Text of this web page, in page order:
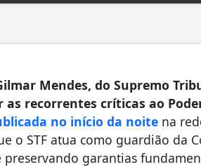
Mendes, do Supremo
as recorrentes críticas ao
no início da noite na
o STF atua como guardião da
preservando garantias